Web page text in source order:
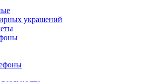
украшений